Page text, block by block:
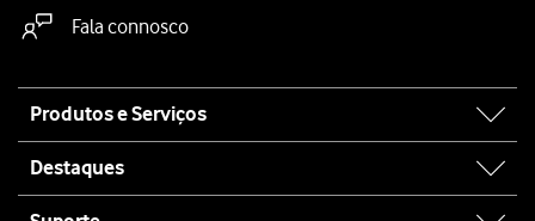
Fala connosco
map
Produtos e Serviços
Destaques